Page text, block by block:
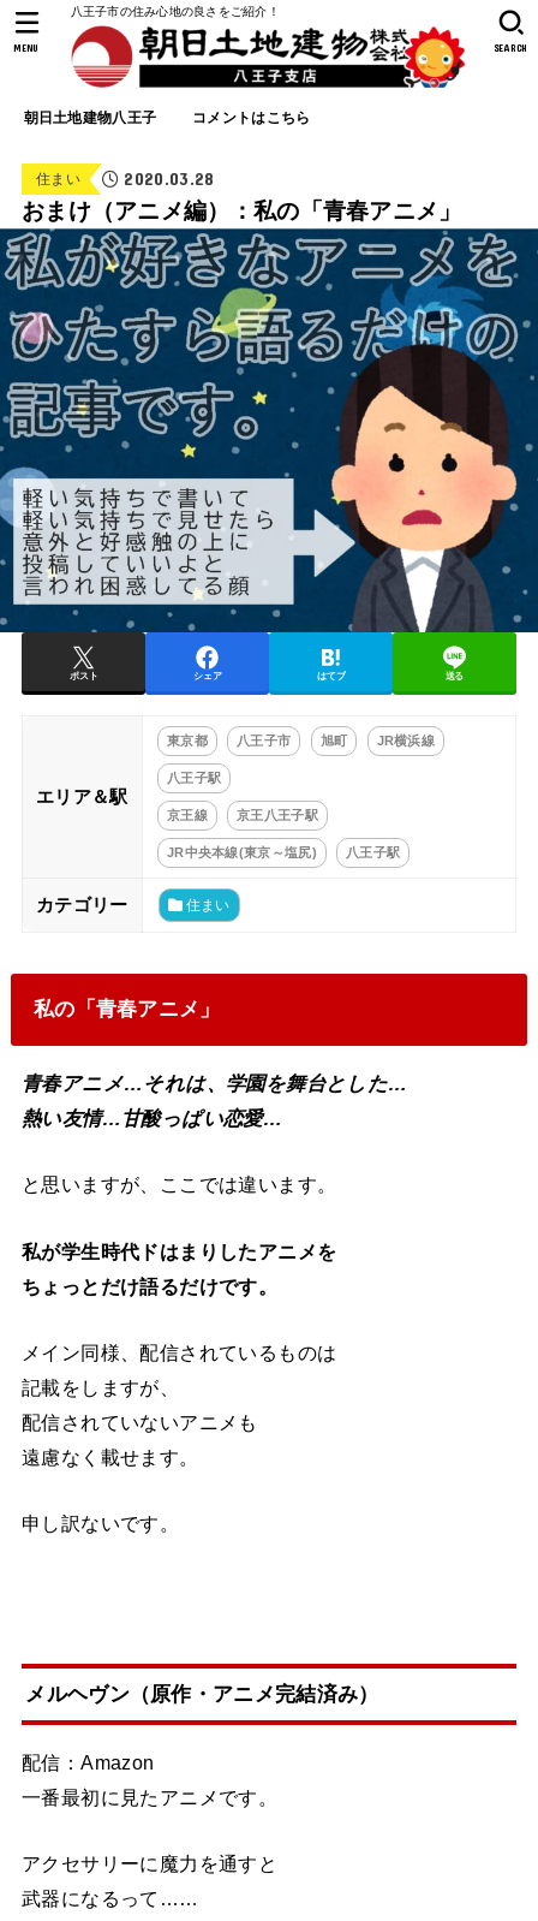
八王子市の住み心地の良さをご紹介！
朝日土地建物八王子 コメントはこちら
SEARCH
MENU
住まい 2020.03.28
おまけ（アニメ編）：私の「青春アニメ」
ポスト シェア はてブ 送る
エリア＆駅
東京都 八王子市 旭町 JR横浜線
八王子駅
京王線 京王八王子駅
JR中央本線(東京～塩尻) 八王子駅
カテゴリー 住まい
私の「青春アニメ」
青春アニメ…それは、学園を舞台とした…
熱い友情…甘酸っぱい恋愛…
と思いますが、ここでは違います。
私が学生時代ドはまりしたアニメを
ちょっとだけ語るだけです。
メイン同様、配信されているものは
記載をしますが、
配信されていないアニメも
遠慮なく載せます。
申し訳ないです。
メルヘヴン（原作・アニメ完結済み）
配信：Amazon
一番最初に見たアニメです。
アクセサリーに魔力を通すと
武器になるって……